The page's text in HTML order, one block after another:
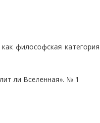
философская
ли Вселенная». № 1